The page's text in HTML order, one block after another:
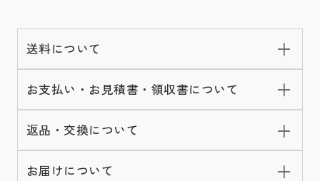
送料について
お支払い・お見積書・領収書について
返品・交換について
お届けについて